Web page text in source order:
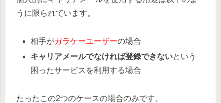
うに限られています。
相手がガラケーユーザーの場合
キャリアメールでなければ登録できないという
困ったサービスを利用する場合
たったこの2つのケースの場合のみです。